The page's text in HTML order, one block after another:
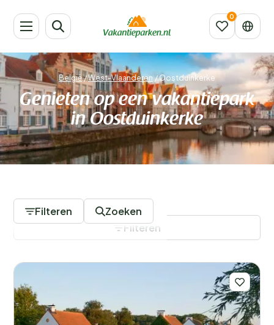
België/West-Vlaanderen/Oostduinkerke
Genieten op een vakantiepark
in Oostduinkerke
Filteren Zoeken
Algemene parkfaciliteiten
Filteren